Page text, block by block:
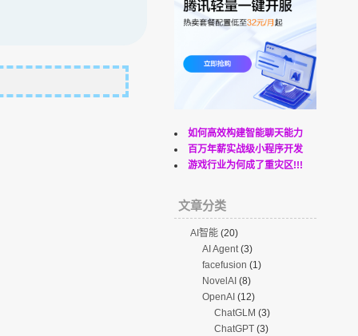
如何高效构建智能聊天能力
百万年薪实战级小程序开发
游戏行业为何成了重灾区!!!
文章分类
AI智能(20)
AI Agent(3)
facefusion (1)
NovelAI(8)
OpenAI(12)
ChatGLM (3)
ChatGPT(3)